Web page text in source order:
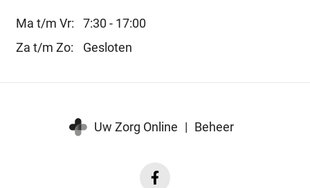
Ma t/m Vr:
7:30 - 17:00
Za t/m Zo:
Gesloten
Uw Zorg Online | Beheer
Facebook